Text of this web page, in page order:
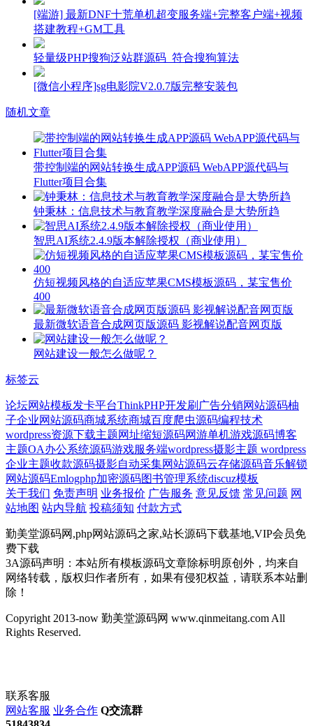
[端游] 最新DNF十荒单机超变服务端+完整客户端+视频
搭建教程+GM工具
轻量级PHP搜狗泛站群源码_符合搜狗算法
[微信小程序]sg电影院V2.0.7版完整安装包
随机文章
带控制端的网站转换生成APP源码 WebAPP源代码与
Flutter项目合集
钟秉林：信息技术与教育教学深度融合是大势所趋
智思AI系统2.4.9版本解除授权（商业使用）
仿短视频风格的自适应苹果CMS模板源码，某宝售价
400
最新微软语音合成网页版源码 影视解说配音网页版
网站建设一般怎么做呢？
标签云
论坛网站模板发卡平台ThinkPHP开发刷广告分销网站源码柚
子企业网站源码商城系统商城百度爬虫源码编程技术
wordpress资源下载主题网址缩短源码网游单机游戏源码博客
主题OA办公系统源码游戏服务端wordpress摄影主题 wordpress
企业主题收款源码摄影自动采集网站源码云存储源码音乐解锁
网站源码Emlogphp加密源码图书管理系统discuz模板
关于我们 免责声明 业务报价 广告服务 意见反馈 常见问题 网
站地图 站内导航 投稿须知 付款方式
勤美堂源码网,php网站源码之家,站长源码下载基地,VIP会员免
费下载
3A源码声明：本站所有模板源码文章除标明原创外，均来自
网络转载，版权归作者所有，如果有侵犯权益，请联系本站删
除！
Copyright 2013-now 勤美堂源码网 www.qinmeitang.com All
Rights Reserved.
联系客服
网站客服 业务合作 Q交流群